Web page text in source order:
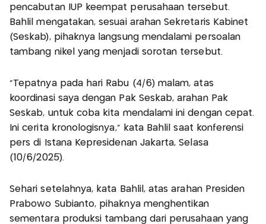
pencabutan IUP keempat perusahaan tersebut.
Bahlil mengatakan, sesuai arahan Sekretaris Kabinet
(Seskab), pihaknya langsung mendalami persoalan
tambang nikel yang menjadi sorotan tersebut.
“Tepatnya pada hari Rabu (4/6) malam, atas
koordinasi saya dengan Pak Seskab, arahan Pak
Seskab, untuk coba kita mendalami ini dengan cepat.
Ini cerita kronologisnya,” kata Bahlil saat konferensi
pers di Istana Kepresidenan Jakarta, Selasa
(10/6/2025).
Sehari setelahnya, kata Bahlil, atas arahan Presiden
Prabowo Subianto, pihaknya menghentikan
sementara produksi tambang dari perusahaan yang